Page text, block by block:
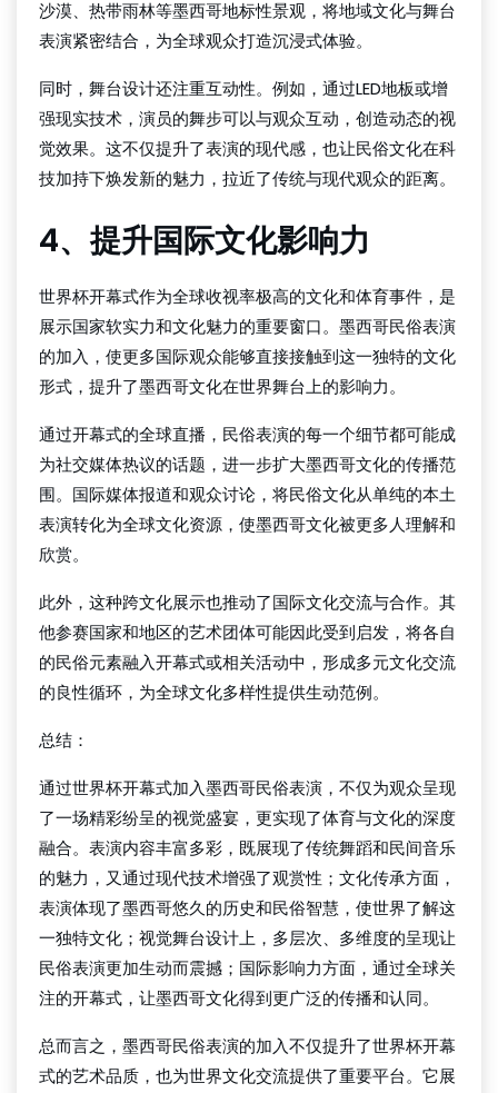
沙漠、热带雨林等墨西哥地标性景观，将地域文化与舞台
表演紧密结合，为全球观众打造沉浸式体验。
同时，舞台设计还注重互动性。例如，通过LED地板或增
强现实技术，演员的舞步可以与观众互动，创造动态的视
觉效果。这不仅提升了表演的现代感，也让民俗文化在科
技加持下焕发新的魅力，拉近了传统与现代观众的距离。
4、提升国际文化影响力
世界杯开幕式作为全球收视率极高的文化和体育事件，是
展示国家软实力和文化魅力的重要窗口。墨西哥民俗表演
的加入，使更多国际观众能够直接接触到这一独特的文化
形式，提升了墨西哥文化在世界舞台上的影响力。
通过开幕式的全球直播，民俗表演的每一个细节都可能成
为社交媒体热议的话题，进一步扩大墨西哥文化的传播范
围。国际媒体报道和观众讨论，将民俗文化从单纯的本土
表演转化为全球文化资源，使墨西哥文化被更多人理解和
欣赏。
此外，这种跨文化展示也推动了国际文化交流与合作。其
他参赛国家和地区的艺术团体可能因此受到启发，将各自
的民俗元素融入开幕式或相关活动中，形成多元文化交流
的良性循环，为全球文化多样性提供生动范例。
总结：
通过世界杯开幕式加入墨西哥民俗表演，不仅为观众呈现
了一场精彩纷呈的视觉盛宴，更实现了体育与文化的深度
融合。表演内容丰富多彩，既展现了传统舞蹈和民间音乐
的魅力，又通过现代技术增强了观赏性；文化传承方面，
表演体现了墨西哥悠久的历史和民俗智慧，使世界了解这
一独特文化；视觉舞台设计上，多层次、多维度的呈现让
民俗表演更加生动而震撼；国际影响力方面，通过全球关
注的开幕式，让墨西哥文化得到更广泛的传播和认同。
总而言之，墨西哥民俗表演的加入不仅提升了世界杯开幕
式的艺术品质，也为世界文化交流提供了重要平台。它展